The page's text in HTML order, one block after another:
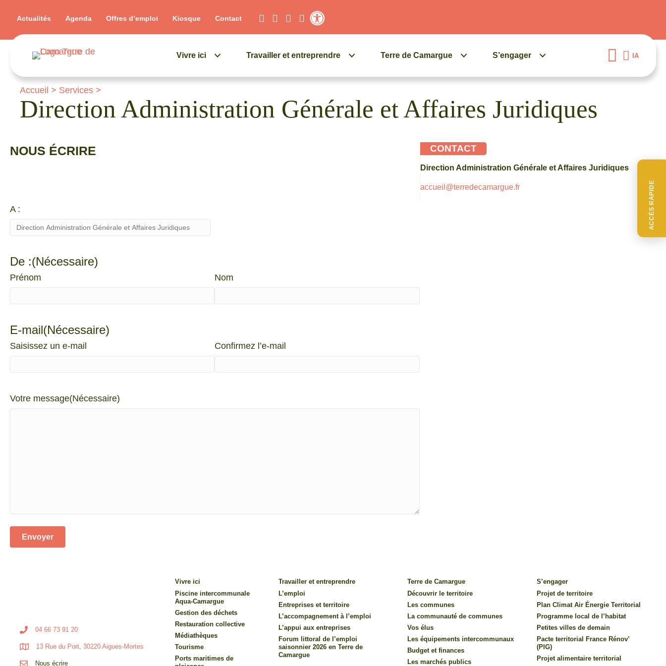
ACCÈS RAPIDE
Actualités Agenda Offres d’emploi Kiosque
Contact
Vivre ici Travailler et entreprendre Terre de Camargue S’engager IA
Accueil > Services >
Direction Administration Générale et Affaires Juridiques
NOUS ÉCRIRE
A :
De :(Nécessaire)
Prénom Nom
E-mail(Nécessaire)
Saisissez un e-mail Confirmez l’e-mail
Votre message(Nécessaire)
CONTACT
Direction Administration Générale et Affaires Juridiques
accueil@terredecamargue.fr
04 66 73 91 20
13 Rue du Port, 30220 Aigues-Mortes
Nous écrire
Vivre ici
Piscine intercommunale
Aqua-Camargue
Gestion des déchets
Restauration collective
Médiathèques
Tourisme
Ports maritimes de
Travailler et entreprendre
L’emploi
Entreprises et territoire
L’accompagnement à l’emploi
L’appui aux entreprises
Forum littoral de l’emploi
saisonnier 2026 en Terre de
Camargue
Terre de Camargue
Découvrir le territoire
Les communes
La communauté de communes
Vos élus
Les équipements intercommunaux
Budget et finances
Les marchés publics
S’engager
Projet de territoire
Plan Climat Air Énergie Territorial
Programme local de l’habitat
Petites villes de demain
Pacte territorial France Rénov’
(PIG)
Projet alimentaire territorial